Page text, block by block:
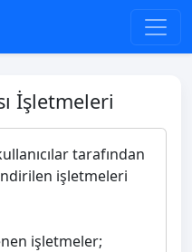
İşletmeleri
tarafından
işletmeleri
işletmeler;